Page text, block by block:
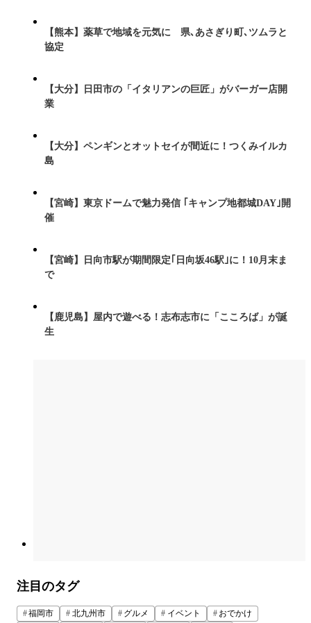
【熊本】薬草で地域を元気に 県､あさぎり町､ツムラと
協定
【大分】日田市の「イタリアンの巨匠」がバーガー店開
業
【大分】ペンギンとオットセイが間近に！つくみイルカ
島
【宮崎】東京ドームで魅力発信 ｢キャンプ地都城DAY｣開
催
【宮崎】日向市駅が期間限定｢日向坂46駅｣に！10月末ま
で
【鹿児島】屋内で遊べる！志布志市に「こころば」が誕
生
注目のタグ
福岡市 北九州市 グルメ イベント
おでかけ